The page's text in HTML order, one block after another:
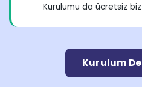
Kurulumu da ücretsiz biz
Kurulum